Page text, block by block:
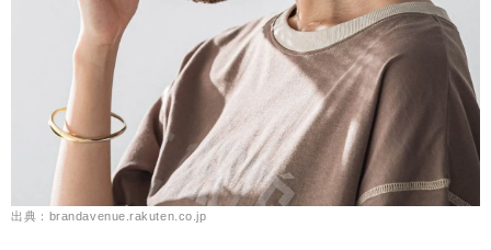
出典：brandavenue.rakuten.co.jp